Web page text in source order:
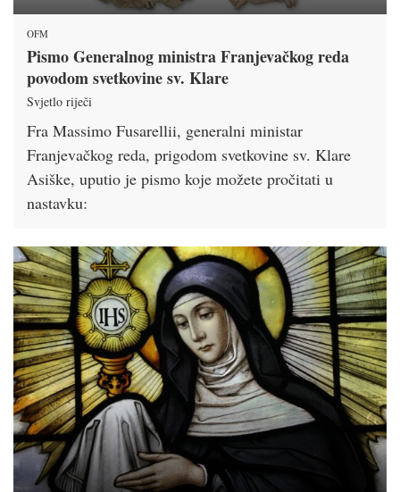
OFM
Pismo Generalnog ministra Franjevačkog reda
povodom svetkovine sv. Klare
Svjetlo riječi
Fra Massimo Fusarellii, generalni ministar
Franjevačkog reda, prigodom svetkovine sv. Klare
Asiške, uputio je pismo koje možete pročitati u
nastavku: